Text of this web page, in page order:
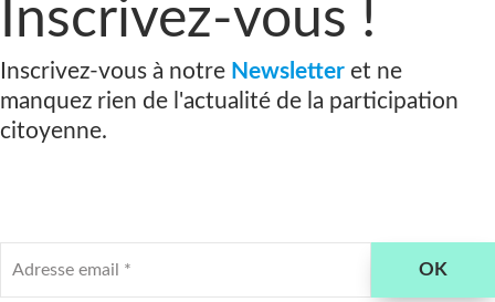
Inscrivez-vous !
Inscrivez-vous à notre Newsletter et ne
manquez rien de l'actualité de la participation
citoyenne.
email
*
OK